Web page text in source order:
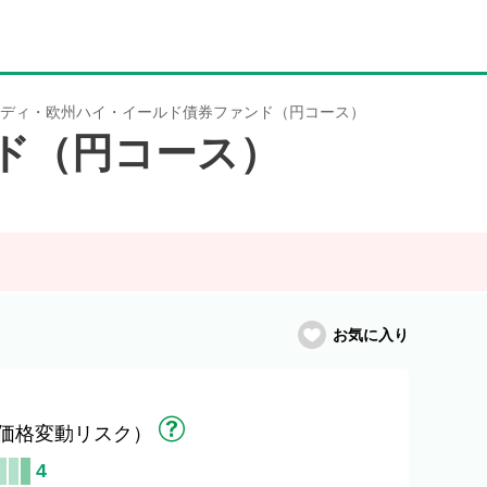
ィ・欧州ハイ・イールド債券ファンド（円コース）
円コース）
お気に入り
価格変動リスク）
4